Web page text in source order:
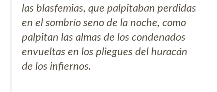
las blasfemias, que palpitaban perdidas
en el sombrío seno de la noche, como
palpitan las almas de los condenados
envueltas en los pliegues del huracán
de los infiernos.